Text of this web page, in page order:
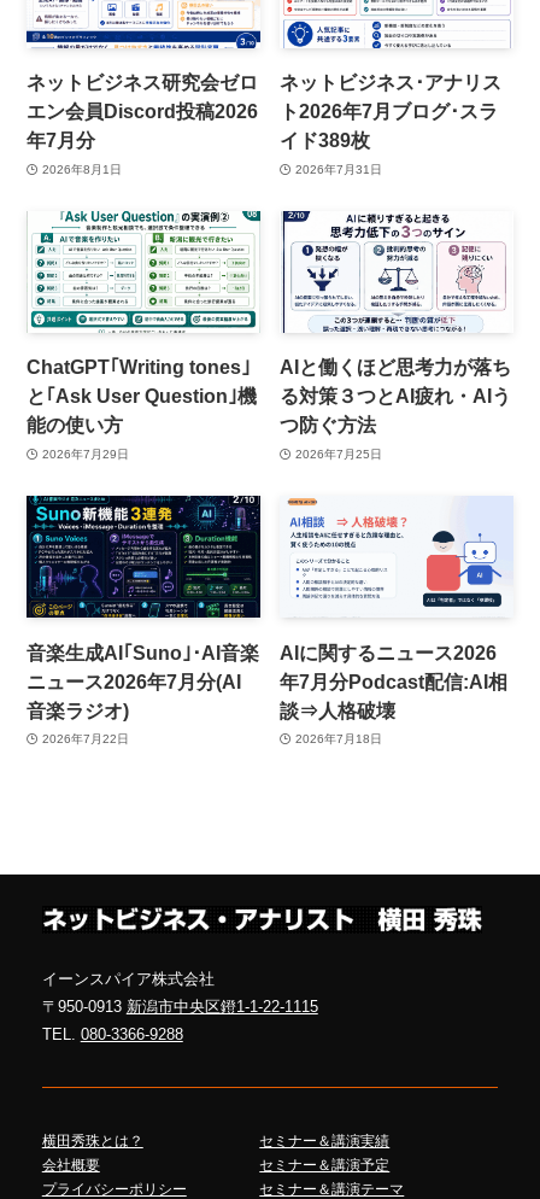
ネットビジネス研究会ゼロ
エン会員Discord投稿2026
年7月分
2026年8月1日
ネットビジネス･アナリス
ト2026年7月ブログ･スラ
イド389枚
2026年7月31日
ChatGPT｢Writing tones｣
と｢Ask User Question｣機
能の使い方
2026年7月29日
AIと働くほど思考力が落ち
る対策３つとAI疲れ・AIう
つ防ぐ方法
2026年7月25日
音楽生成AI｢Suno｣･AI音楽
ニュース2026年7月分(AI
音楽ラジオ)
2026年7月22日
AIに関するニュース2026
年7月分Podcast配信:AI相
談⇒人格破壊
2026年7月18日
イーンスパイア株式会社
〒950-0913 新潟市中央区鐙1-1-22-1115
TEL. 080-3366-9288
横田秀珠とは？
会社概要
プライバシーポリシー
セミナー＆講演実績
セミナー＆講演予定
セミナー＆講演テーマ